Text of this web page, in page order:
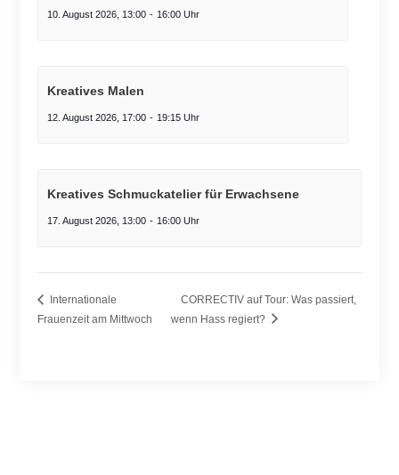
10. August 2026, 13:00 - 16:00
Kreatives Malen
12. August 2026, 17:00 - 19:15
Kreatives Schmuckatelier für Erwachsene
17. August 2026, 13:00 - 16:00
Internationale
Frauenzeit am Mittwoch
CORRECTIV auf Tour: Was passiert,
wenn Hass regiert?